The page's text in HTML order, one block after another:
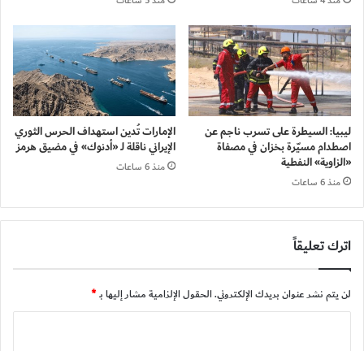
ليبيا: السيطرة على تسرب ناجم عن
اصطدام مسيّرة بخزان في مصفاة
«الزاوية» النفطية
منذ 6 ساعات
الإمارات تُدين استهداف الحرس الثوري
الإيراني ناقلة لـ «أدنوك» في مضيق هرمز
منذ 6 ساعات
اترك تعليقاً
لن يتم نشر عنوان بريدك الإلكتروني.الحقول الإلزامية مشار إليها بـ*